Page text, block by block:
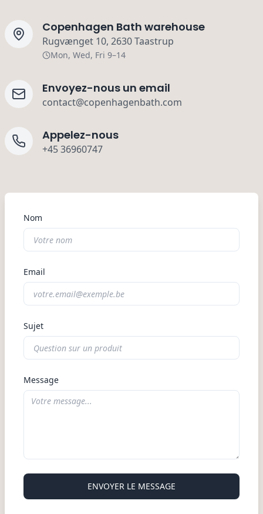
Copenhagen Bath warehouse
Rugvænget 10, 2630 Taastrup
Mon, Wed, Fri 9–14
Envoyez-nous un email
contact@copenhagenbath.com
Appelez-nous
+45 36960747
Nom
Email
Sujet
Message
ENVOYER LE MESSAGE